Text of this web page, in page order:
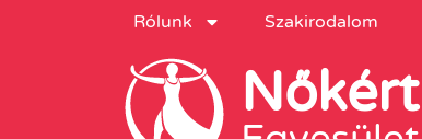
Rólunk Szakirodalom
Nőkért